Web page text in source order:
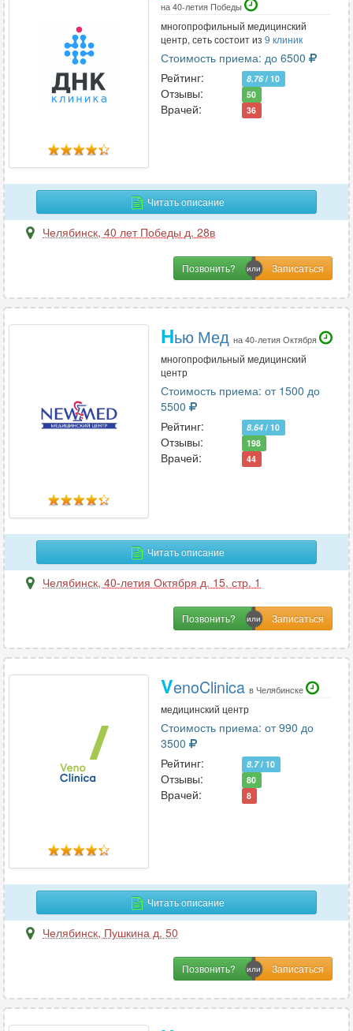
на 40-летия Победы
многопрофильный медицинский
центр, сеть состоит из 9 клиник
Стоимость приема: до 6500
Рейтинг:
8.76 / 10
Отзывы: 50
Врачей: 36
Читать описание
Челябинск, 40 лет Победы д. 28в
Позвонить?
Нью Мед на 40-летия Октября
многопрофильный медицинский
центр
Стоимость приема: от 1500 до
5500
Рейтинг:
8.64 / 10
Отзывы: 198
Врачей: 44
Читать описание
Челябинск, 40-летия Октября д. 15, стр. 1
Позвонить?
VenoClinica в Челябинске
медицинский центр
Стоимость приема: от 990 до
3500
Рейтинг:
8.7/ 10
Отзывы: 80
Врачей: 8
Читать описание
Челябинск, Пушкина д. 50
Позвонить?